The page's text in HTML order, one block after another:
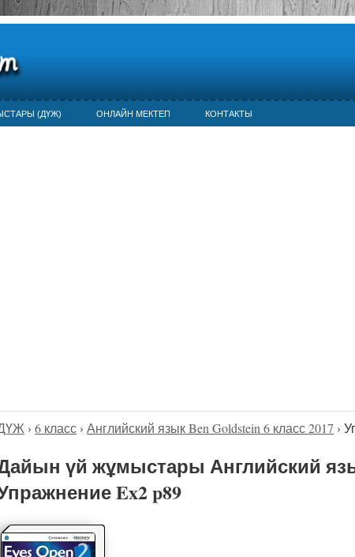
(ДҮЖ) ОНЛАЙН МЕКТЕП КОНТАКТЫ
› 6 класс › Английский язык Ben Goldstein 6 класс 2017 ›
үй жұмыстары Английский
Ex2 p89